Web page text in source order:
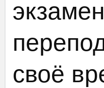
своё